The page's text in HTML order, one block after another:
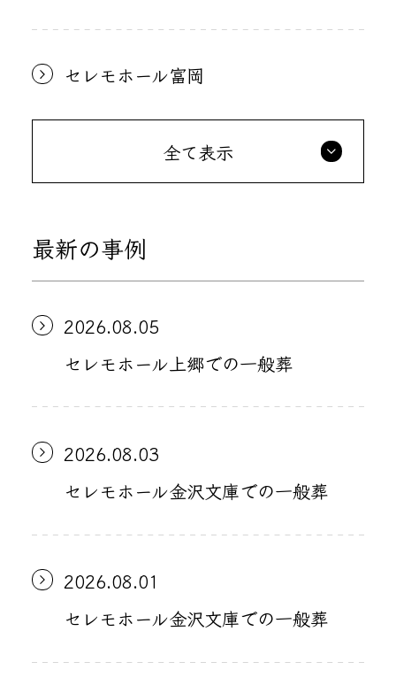
セレモホール富岡
全て表示
最新の事例
2026.08.05
セレモホール上郷での一般葬
2026.08.03
セレモホール金沢文庫での一般葬
2026.08.01
セレモホール金沢文庫での一般葬